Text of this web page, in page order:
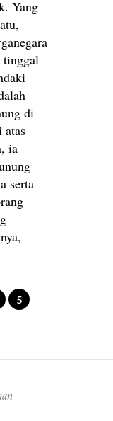
Yang
tinggal
di
atas
ia
serta
5